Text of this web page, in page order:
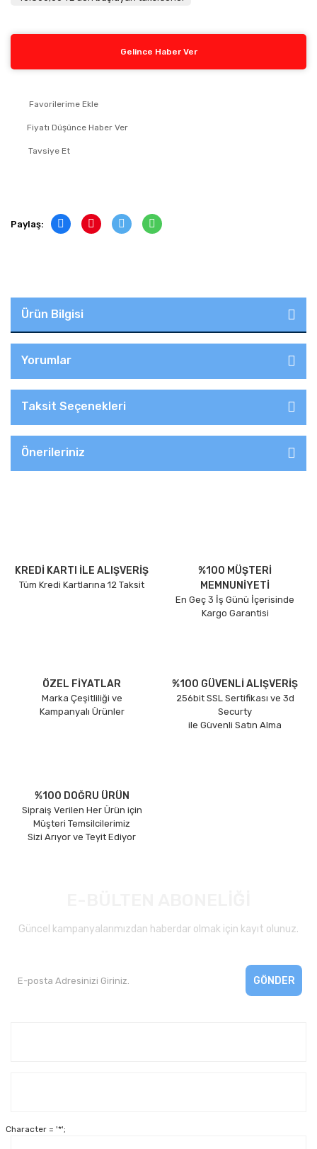
Gelince Haber Ver
Fiyatı Düşünce Haber Ver
Tavsiye Et
Paylaş:
Ürün Bilgisi
Yorumlar
Taksit Seçenekleri
Önerileriniz
KREDİ KARTI İLE ALIŞVERİŞ
Tüm Kredi Kartlarına 12 Taksit
%100 MÜŞTERİ
MEMNUNİYETİ
En Geç 3 İş Günü İçerisinde
Kargo Garantisi
ÖZEL FİYATLAR
Marka Çeşitliliği ve
Kampanyalı Ürünler
%100 GÜVENLİ ALIŞVERİŞ
256bit SSL Sertifikası ve 3d
Securty
ile Güvenli Satın Alma
%100 DOĞRU ÜRÜN
Sipraiş Verilen Her Ürün için
Müşteri Temsilcilerimiz
Sizi Arıyor ve Teyit Ediyor
Güncel kampanyalarımızdan haberdar olmak için kayıt olunuz.
GÖNDER
Character = '*';